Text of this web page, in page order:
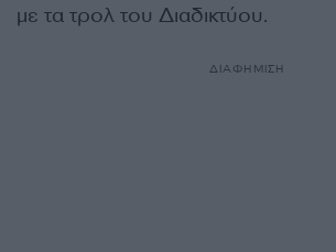
με τα τρολ του Διαδικτύου.
ΔΙΑΦΗΜΙΣΗ